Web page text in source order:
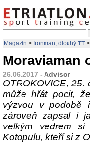
Magazín > Ironman, dlouhý TT >
Moraviaman
26.06.2017 - Advisor
OTROKOVICE,
může hřát pocit,
výzvou v podobě
zároveň zapsal i
velkým vedrem
Kotopulu, kteří si z